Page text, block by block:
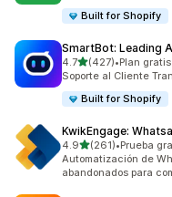
Built for Shopify
SmartBot: Leading
4.7de 5 estrellas
(427)
427 reseñas en total
•Plan
Soporte al Cliente
Built for Shopify
KwikEngage:
4.9de 5 estrellas
(261)
261 reseñas en total
•Prueba
Automatización de
abandonados para